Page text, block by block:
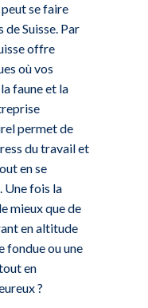
se faire
Suisse. Par
offre
où vos
faune et la
permet de
du travail et
en se
Une fois la
mieux que de
en altitude
fondue ou une
en
?